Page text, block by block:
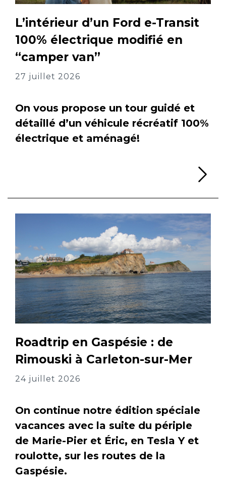
L’intérieur d’un Ford e-Transit
100% électrique modifié en
“camper van”
27 juillet 2026
On vous propose un tour guidé et
détaillé d’un véhicule récréatif 100%
électrique et aménagé!
Roadtrip en Gaspésie : de
Rimouski à Carleton-sur-Mer
24 juillet 2026
On continue notre édition spéciale
vacances avec la suite du périple
de Marie-Pier et Éric, en Tesla Y et
roulotte, sur les routes de la
Gaspésie.